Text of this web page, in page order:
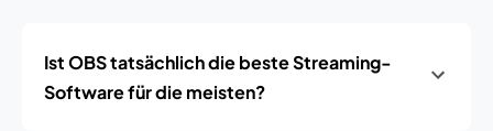
Ist OBS tatsächlich die beste Streaming-
Software für die meisten?